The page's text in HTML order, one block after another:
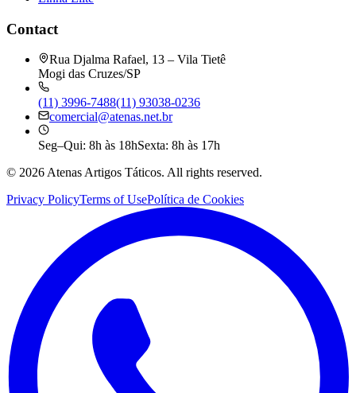
Contact
Rua Djalma Rafael, 13 – Vila Tietê
Mogi das Cruzes/SP
(11) 3996-7488(11) 93038-0236
comercial@atenas.net.br
Seg–Qui: 8h às 18hSexta: 8h às 17h
© 2026 Atenas Artigos Táticos. All rights reserved.
Privacy PolicyTerms of UsePolítica de Cookies